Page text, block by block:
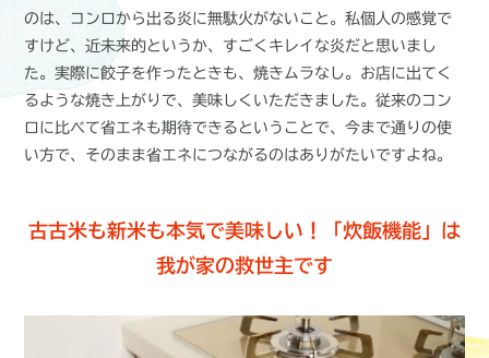
のは、コンロから出る炎に無駄火がないこと。私個人の感覚で
すけど、近未来的というか、すごくキレイな炎だと思いまし
た。実際に餃子を作ったときも、焼きムラなし。お店に出てく
るような焼き上がりで、美味しくいただきました。従来のコン
ロに比べて省エネも期待できるということで、今まで通りの使
い方で、そのまま省エネにつながるのはありがたいですよね。
古古米も新米も本気で美味しい！「炊飯機能」は
我が家の救世主です